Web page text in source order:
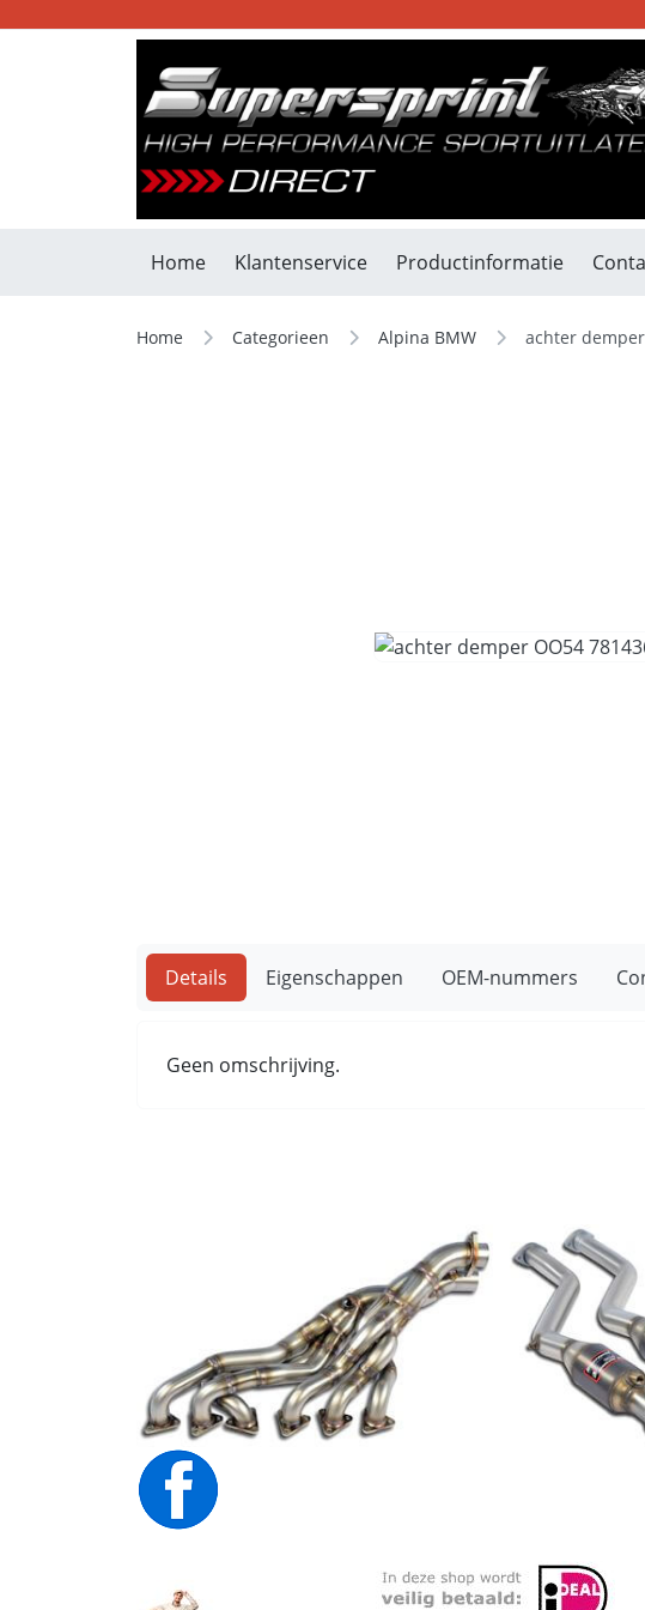
Home Klantenservice Productinformatie
Home Categorieen Alpina BMW achter
Details Eigenschappen OEM-nummers
Geen omschrijving.